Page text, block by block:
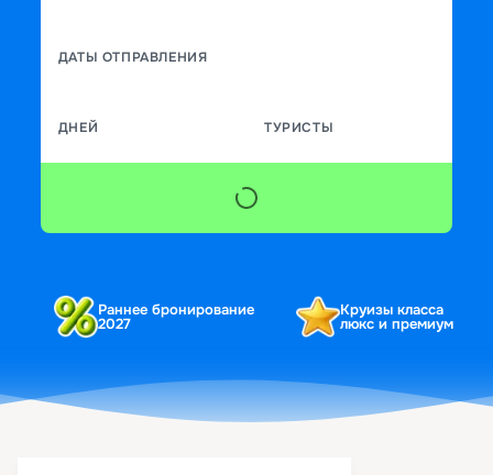
ДАТЫ ОТПРАВЛЕНИЯ
ДНЕЙ ТУРИСТЫ
Раннее бронирование
2027
Круизы класса
люкс и премиум